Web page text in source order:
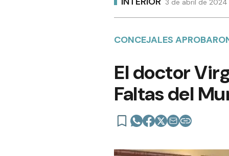
CONCEJALES
El doctor
Faltas del